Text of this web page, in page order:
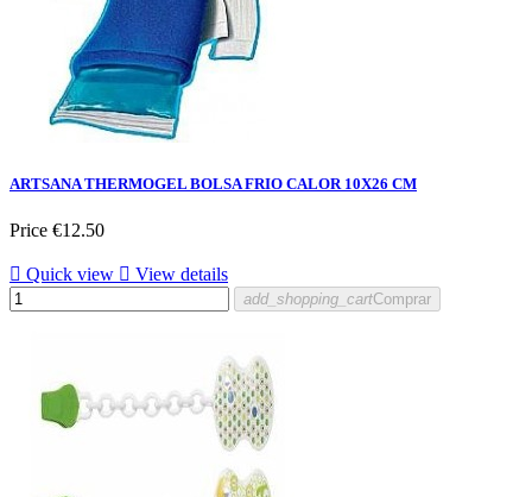
ARTSANA THERMOGEL BOLSA FRIO CALOR 10X26 CM
Price €12.50
 Quick view  View details
add_shopping_cartComprar